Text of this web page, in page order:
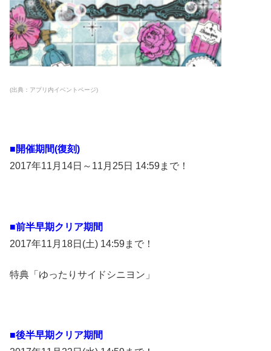
(出典：アプリ内イベントページ)
■開催期間(復刻)
2017年11月14日～11月25日 14:59まで！
■前半早期クリア期間
2017年11月18日(土) 14:59まで！
特典「ゆったりサイドシニヨン」
■後半早期クリア期間